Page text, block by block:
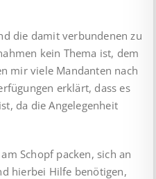
die damit verbundenen zu
kein Thema ist, dem
mir viele Mandanten nach
erklärt, dass es
da die Angelegenheit
Schopf packen, sich an
hierbei Hilfe benötigen,